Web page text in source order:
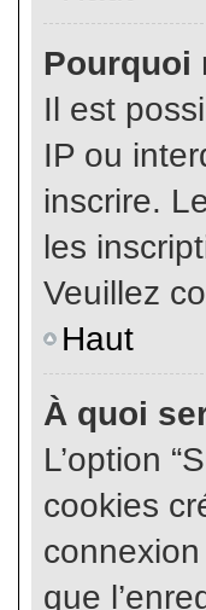
Pourquoi
Il est
IP ou
inscrire.
les
Veuillez
Haut
À quoi
L’option
cookies
que